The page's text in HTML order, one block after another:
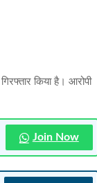
किया है। आरोपी
Join Now